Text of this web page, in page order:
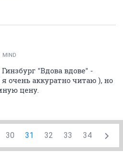
MIND
"Вдова вдове" -
очень аккуратно читаю ), но
цену.
30 31 32 33 34